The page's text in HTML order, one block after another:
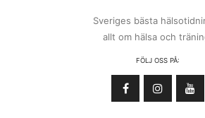
Sveriges bästa
allt om hälsa och
FÖLJ OSS PÅ: